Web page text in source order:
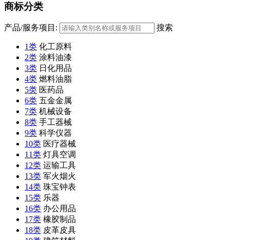
商标分类
产品/服务项目: 搜索
1类 化工原料
2类 涂料油漆
3类 日化用品
4类 燃料油脂
5类 医药品
6类 五金金属
7类 机械设备
8类 手工器械
9类 科学仪器
10类 医疗器械
11类 灯具空调
12类 运输工具
13类 军火烟火
14类 珠宝钟表
15类 乐器
16类 办公用品
17类 橡胶制品
18类 皮革皮具